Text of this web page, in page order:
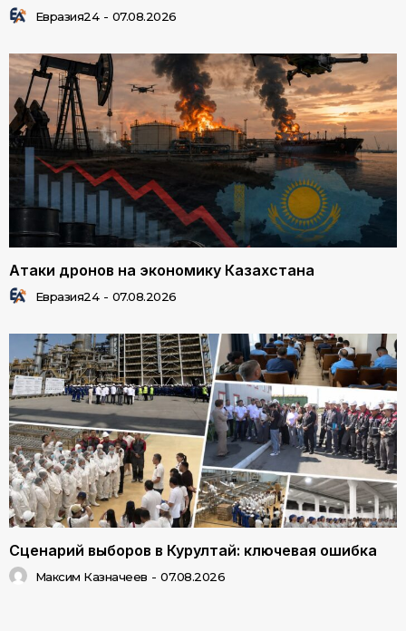
Евразия24 - 07.08.2026
Атаки дронов на экономику Казахстана
Евразия24 - 07.08.2026
Сценарий выборов в Курултай: ключевая ошибка
Максим Казначеев - 07.08.2026